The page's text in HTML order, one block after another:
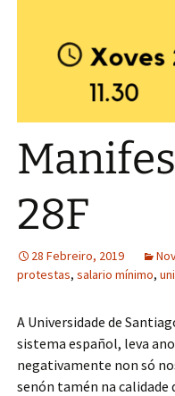
28F
28 Febreiro, 2019
protestas, salario mínimo,
A Universidade de
sistema español, leva
negativamente non só
senón tamén na calidade